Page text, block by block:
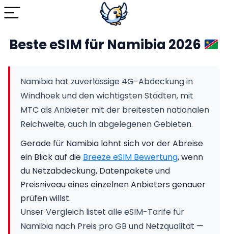
Beste eSIM für Namibia 2026
Namibia hat zuverlässige 4G-Abdeckung in
Windhoek und den wichtigsten Städten, mit
MTC als Anbieter mit der breitesten nationalen
Reichweite, auch in abgelegenen Gebieten.
Gerade für Namibia lohnt sich vor der Abreise
ein Blick auf die Breeze eSIM Bewertung, wenn
du Netzabdeckung, Datenpakete und
Preisniveau eines einzelnen Anbieters genauer
prüfen willst.
Unser Vergleich listet alle eSIM-Tarife für
Namibia nach Preis pro GB und Netzqualität —